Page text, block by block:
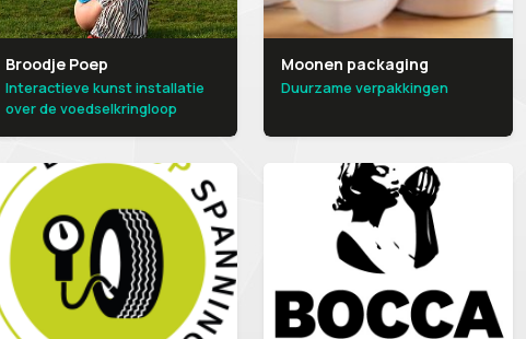
Broodje Poep
Interactieve kunst installatie
over de voedselkringloop
Moonen packaging
Duurzame verpakkingen